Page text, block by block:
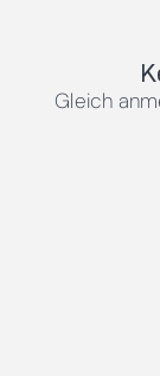
Gleich